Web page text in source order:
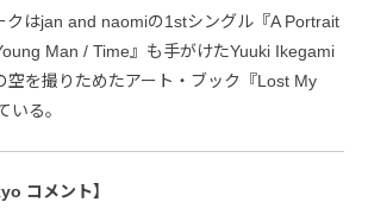
クはjan and naomiの1stシングル『A Portrait
Man / Time』も手がけたYuuki Ikegami
空を撮りためたアート・ブック『Lost My
いる。
コメント】